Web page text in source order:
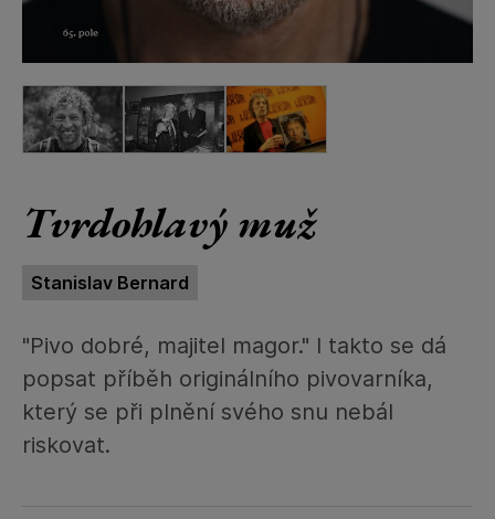
Tvrdohlavý muž
Stanislav Bernard
"Pivo dobré, majitel magor." I takto se dá
popsat příběh originálního pivovarníka,
který se při plnění svého snu nebál
riskovat.